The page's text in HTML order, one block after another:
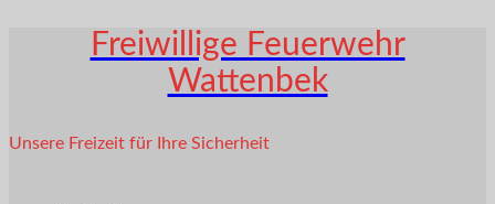
Freiwillige Feuerwehr
Wattenbek
Unsere Freizeit für Ihre Sicherheit